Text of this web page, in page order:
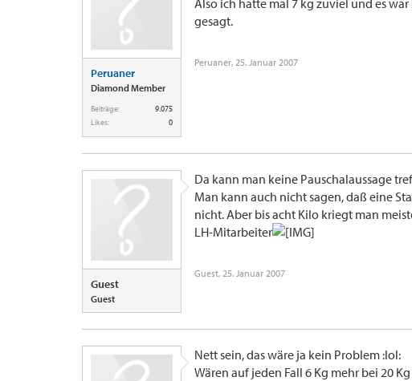
Peruaner
Diamond Member
Beiträge:
9.075
Likes:
0
Also ich hatte mal 7 kg zuviel und es
gesagt.
Peruaner, 25. Januar 2007
Guest
Guest
Da kann man keine Pauschalaussage
Man kann auch nicht sagen, daß eine
nicht. Aber bis acht Kilo kriegt man
LH-Mitarbeiter
Guest, 25. Januar 2007
Nett sein, das wäre ja kein Problem :lol:
Wären auf jeden Fall 6 Kg mehr bei 20